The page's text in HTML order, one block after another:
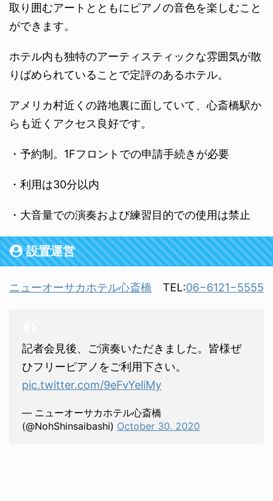
取り囲むアートとともにピアノの音色を楽しむこと
ができます。
ホテル内も独特のアーティスティックな雰囲気が散
りばめられていることで定評のあるホテル。
アメリカ村近くの路地裏に面していて、心斎橋駅か
らも近くアクセス良好です。
・予約制。1Fフロントでの申請手続きが必要
・利用は30分以内
・大音量での演奏および練習目的での使用は禁止
設置運営
ニューオーサカホテル心斎橋 TEL:06−6121−5555
記者会見後、ご演奏いただきました。皆様ぜ
ひフリーピアノをご利用下さい。
pic.twitter.com/9eFvYeliMy
— ニューオーサカホテル心斎橋
(@NohShinsaibashi) October 30, 2020